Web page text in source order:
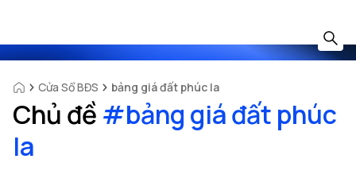
Cửa Sổ BĐS bảng giá đất phúc la
Chủ đề #bảng giá đất phúc
la